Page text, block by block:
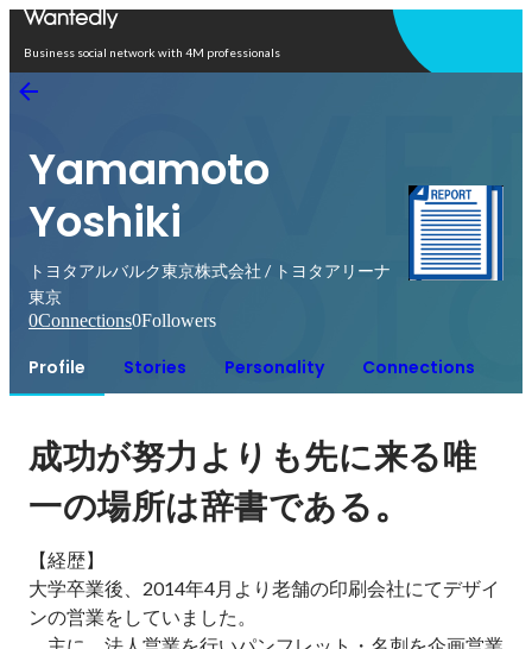
Business social network with 4M professionals
Yamamoto
Yoshiki
トヨタアルバルク東京株式会社 / トヨタアリーナ
東京
0Connections0Followers
Profile Stories Personality Connections
成功が努力よりも先に来る唯
一の場所は辞書である。
【経歴】
大学卒業後、2014年4月より老舗の印刷会社にてデザイ
ンの営業をしていました。